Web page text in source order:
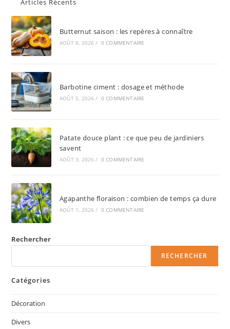
Articles Récents
Butternut saison : les repères à connaître
AOÛT 8, 2026 / 0 COMMENTAIRE
Barbotine ciment : dosage et méthode
AOÛT 5, 2026 / 0 COMMENTAIRE
Patate douce plant : ce que peu de jardiniers
savent
AOÛT 3, 2026 / 0 COMMENTAIRE
Agapanthe floraison : combien de temps ça dure
AOÛT 1, 2026 / 0 COMMENTAIRE
Rechercher
RECHERCHER
Catégories
Décoration
Divers